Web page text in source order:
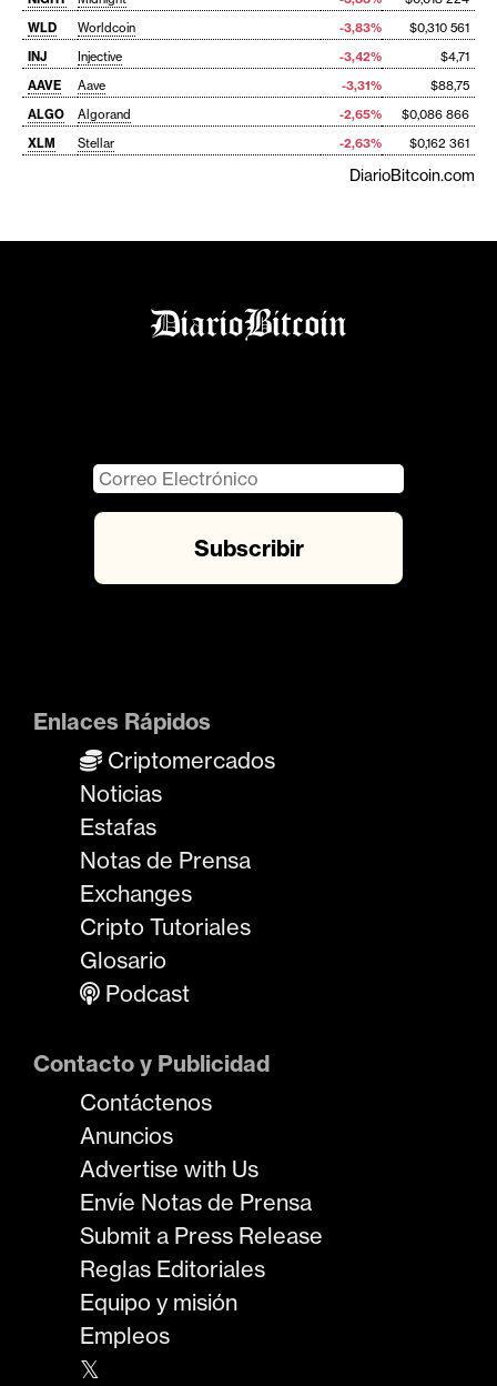
WLD
Worldcoin -3,83%
$0,310 561
INJ
Injective -3,42%
$4,71
AAVE
Aave -3,31%
$88,75
ALGO
Algorand -2,65%
$0,086 866
XLM
Stellar -2,63% $0,162 361
DiarioBitcoin.com
Enlaces Rápidos
Criptomercados
Noticias
Estafas
Notas de Prensa
Exchanges
Cripto Tutoriales
Glosario
Podcast
Contacto y Publicidad
Contáctenos
Anuncios
Advertise with Us
Envíe Notas de Prensa
Submit a Press Release
Reglas Editoriales
Equipo y misión
Empleos
𝕏